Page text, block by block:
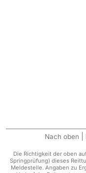
Nach oben
Die Richtigkeit der oben
Springprüfung) dieses
Meldestelle. Angaben zu